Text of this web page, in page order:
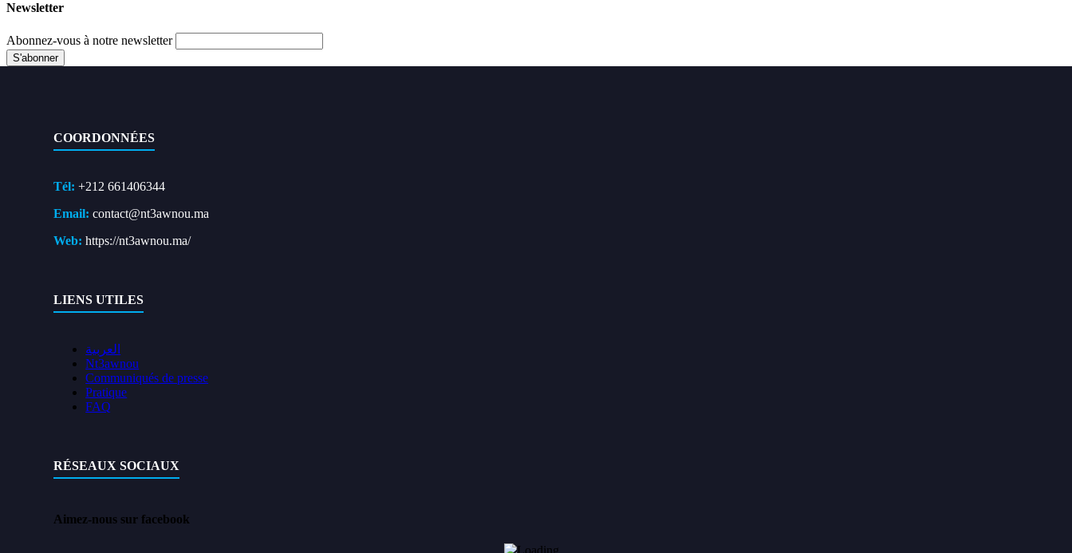
Newsletter
Abonnez-vous à notre newsletter
COORDONNÉES
Tél: +212 661406344
Email: contact@nt3awnou.ma
Web: https://nt3awnou.ma/
LIENS UTILES
العربية
Nt3awnou
Communiqués de presse
Pratique
FAQ
RÉSEAUX SOCIAUX
Aimez-nous sur facebook